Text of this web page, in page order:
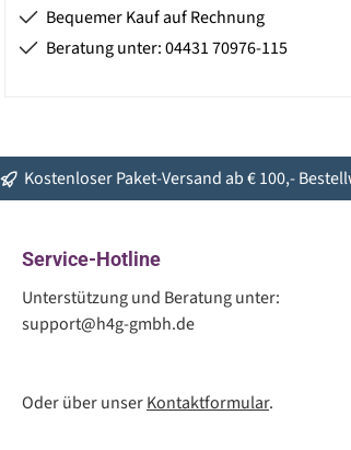
Bequemer Kauf auf Rechnung
Beratung unter: 04431 70976-115
Kostenloser Paket-Versand ab € 100,-
Service-Hotline
Unterstützung und Beratung unter:
support@h4g-gmbh.de
Oder über unserKontaktformular.